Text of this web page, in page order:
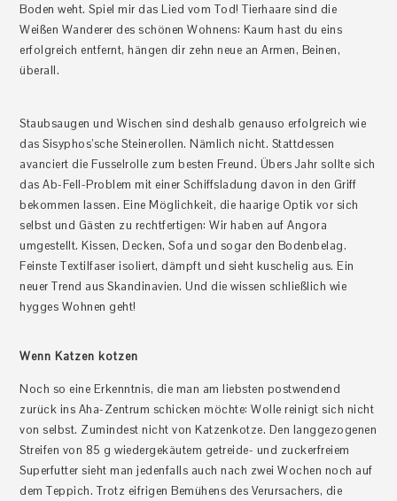
Boden weht. Spiel mir das Lied vom Tod! Tierhaare sind die
Weißen Wanderer des schönen Wohnens: Kaum hast du eins
erfolgreich entfernt, hängen dir zehn neue an Armen, Beinen,
überall.
Staubsaugen und Wischen sind deshalb genauso erfolgreich wie
das Sisyphos’sche Steinerollen. Nämlich nicht. Stattdessen
avanciert die Fusselrolle zum besten Freund. Übers Jahr sollte sich
das Ab-Fell-Problem mit einer Schiffsladung davon in den Griff
bekommen lassen. Eine Möglichkeit, die haarige Optik vor sich
selbst und Gästen zu rechtfertigen: Wir haben auf Angora
umgestellt. Kissen, Decken, Sofa und sogar den Bodenbelag.
Feinste Textilfaser isoliert, dämpft und sieht kuschelig aus. Ein
neuer Trend aus Skandinavien. Und die wissen schließlich wie
hygges Wohnen geht!
Wenn Katzen kotzen
Noch so eine Erkenntnis, die man am liebsten postwendend
zurück ins Aha-Zentrum schicken möchte: Wolle reinigt sich nicht
von selbst. Zumindest nicht von Katzenkotze. Den langgezogenen
Streifen von 85 g wiedergekäutem getreide- und zuckerfreiem
Superfutter sieht man jedenfalls auch nach zwei Wochen noch auf
dem Teppich. Trotz eifrigen Bemühens des Verursachers, die